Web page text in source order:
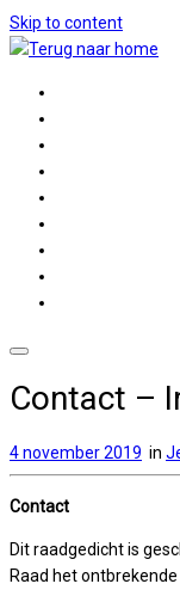
Skip to content
Contact –
4 november 2019 in
Contact
Dit raadgedicht is
Raad het